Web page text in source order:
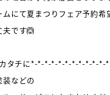
にて夏まつりフェア予約希
です🙆
タチに*-*-*-*-*-*-*-*-*-*-*-*
などの